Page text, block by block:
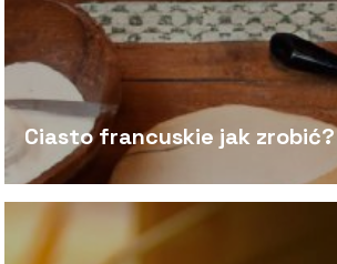
Ciasto francuskie jak zrobić?